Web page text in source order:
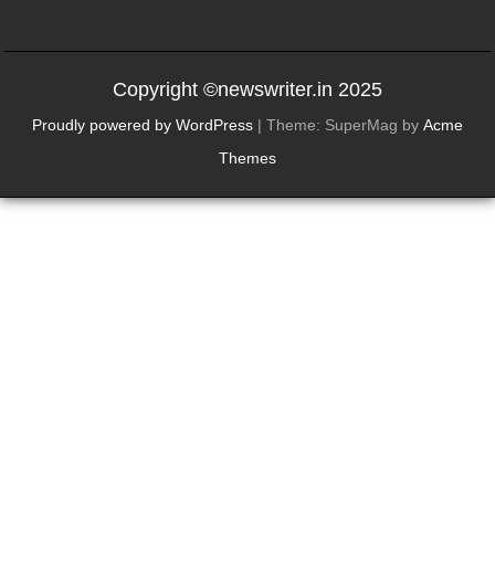
Copyright ©newswriter.in 2025
Proudly powered by WordPress | Theme: SuperMag by Acme
Themes